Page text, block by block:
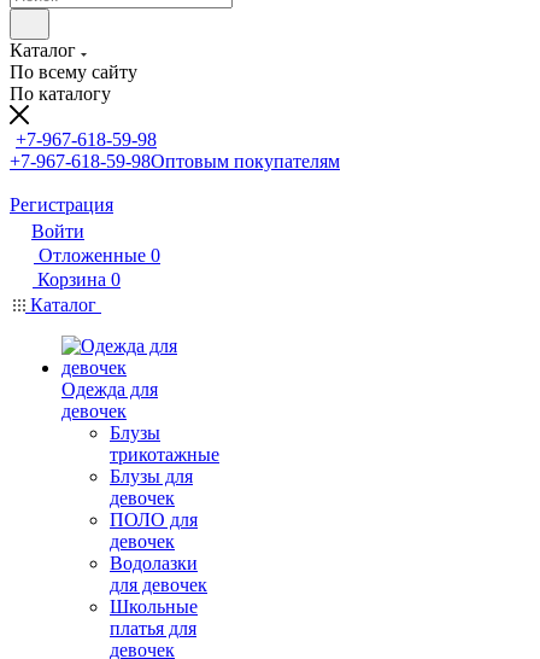
Каталог
По всему сайту
По каталогу
+7-967-618-59-98
+7-967-618-59-98Оптовым покупателям
Регистрация
Войти
Отложенные 0
Корзина 0
Каталог
Одежда для
девочек
Блузы
трикотажные
Блузы для
девочек
ПОЛО для
девочек
Водолазки
для девочек
Школьные
платья для
девочек